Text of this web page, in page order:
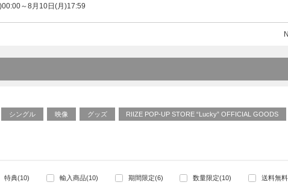
～8月10日(月)17:59
シングル 映像 グッズ RIIZE POP-UP STORE “Lucky” OFFICIAL GOODS
特典(10) 輸入商品(10) 期間限定(6) 数量限定(10) 送料無